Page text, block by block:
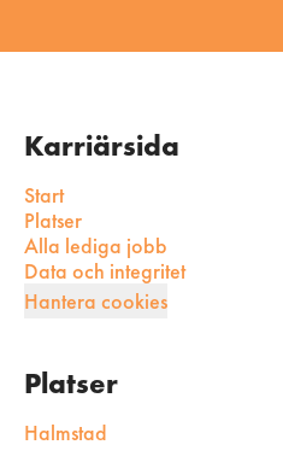
Karriärsida
Start
Platser
Alla lediga jobb
Data och integritet
Hantera cookies
Platser
Halmstad